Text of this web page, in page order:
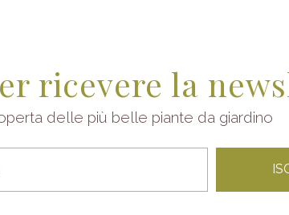
ricevere la
delle più belle piante da giardino